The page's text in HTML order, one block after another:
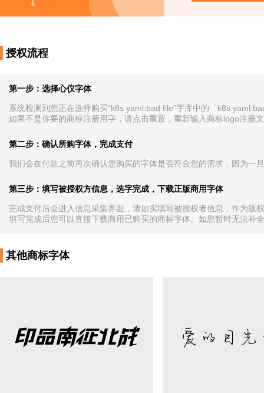
授权流程
第一步：选择心仪字体
系统检测到您正在选择购买“k8s yaml:bad file”字库中的「k8s
如果不是你要的商标注册用字，请点击重置，重新输入商标logo注册
第二步：确认所购字体，完成支付
我们会在付款之前再次确认您购买的字体是否符合您的需求，因为一
第三步：填写被授权方信息，选字完成，下载正版商用字体
完成支付后会进入信息采集界面，请如实填写被授权者信息，作为
填写完成后您可以直接下载商用已购买的商标字体。如您暂时无法补
其他商标字体
印品南征北战 爱的目